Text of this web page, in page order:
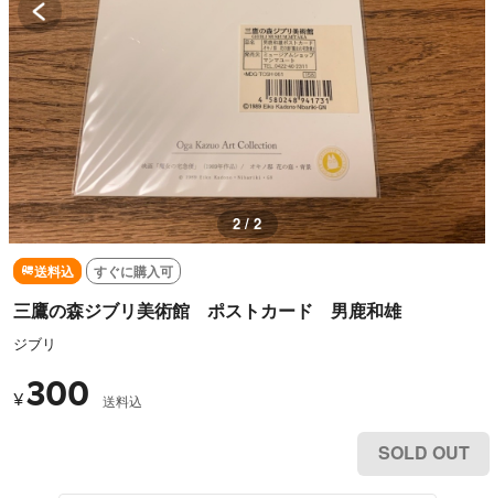
1 / 2
送料込 すぐに購入可
三鷹の森ジブリ美術館 ポストカード 男鹿和雄
ジブリ
¥300 送料込
SOLD OUT